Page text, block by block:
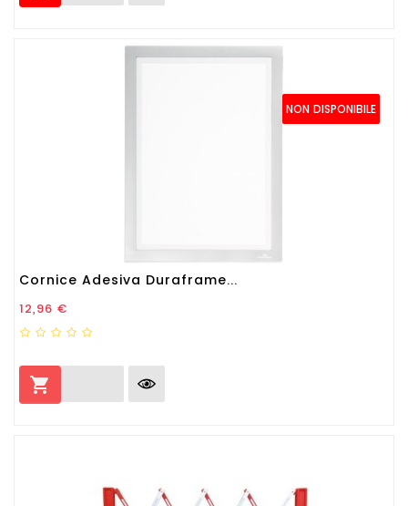
NON DISPONIBILE
Cornice Adesiva Duraframe...
Prezzo
12,96 €
